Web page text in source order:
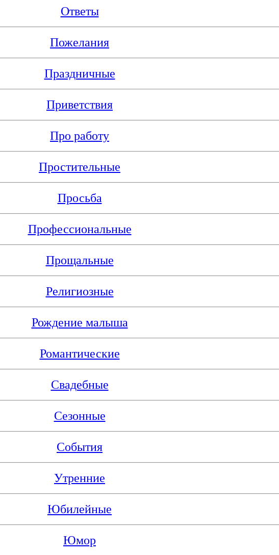
Ответы
Пожелания
Праздничные
Приветствия
Про работу
Простительные
Просьба
Профессиональные
Прощальные
Религиозные
Рождение малыша
Романтические
Свадебные
Сезонные
События
Утренние
Юбилейные
Юмор